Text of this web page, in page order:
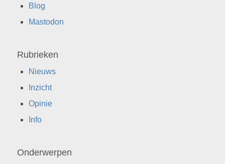
Blog
Mastodon
Rubrieken
Nieuws
Inzicht
Opinie
Info
Onderwerpen